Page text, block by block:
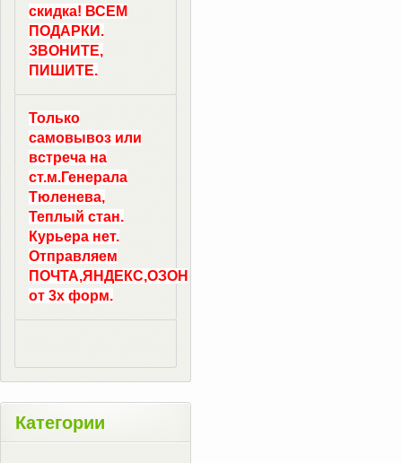
скидка! ВСЕМ
ПОДАРКИ.
ЗВОНИТЕ,
ПИШИТЕ.
Только
самовывоз или
встреча на
ст.м.Генерала
Тюленева,
Теплый стан.
Курьера нет.
Отправляем
ПОЧТА,ЯНДЕКС,ОЗОН
от 3х форм.
Категории